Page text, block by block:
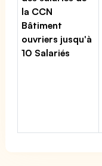
la CCN
Bâtiment
ouvriers jusqu'à
10 Salariés